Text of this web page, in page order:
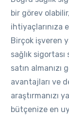
bir görev
ihtiyaçlarınıza
Birçok işveren
sağlık
satın almanızı
avantajları ve
araştırmanızı
bütçenize en